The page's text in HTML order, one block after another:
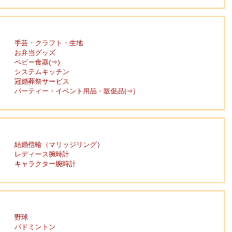
手芸・クラフト・生地
お弁当グッズ
ベビー食器(⇒)
システムキッチン
冠婚葬祭サービス
パーティー・イベント用品・販促品(⇒)
結婚指輪（マリッジリング）
レディース腕時計
キャラクター腕時計
野球
バドミントン